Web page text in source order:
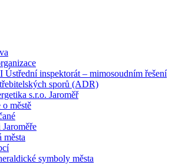
Ústřední inspektorát – mimosoudním řešení
sporů (ADR)
s.r.o. Jaroměř
městě
města
symboly města